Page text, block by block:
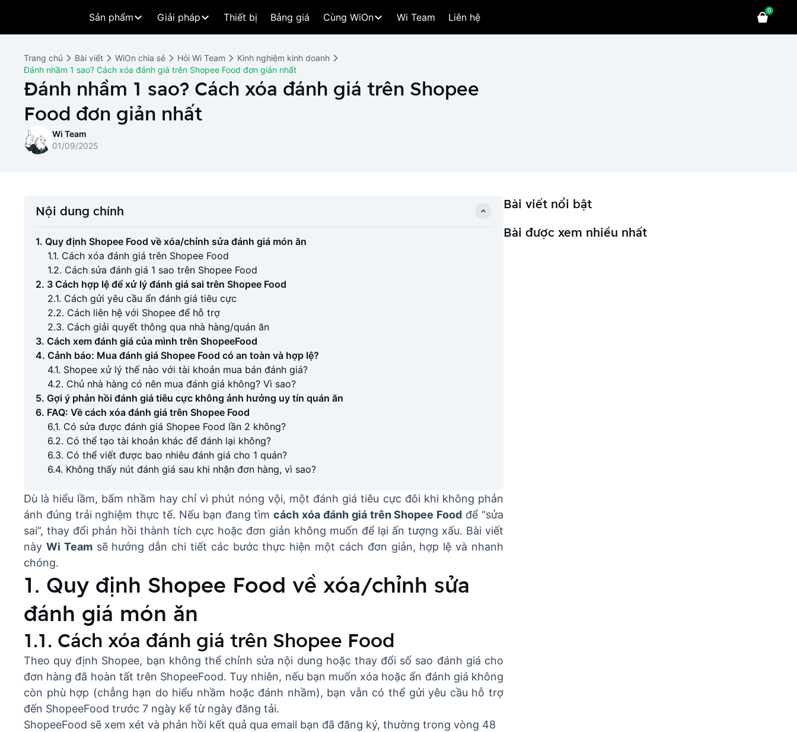
Sản phẩm Giải pháp Thiết bị Bảng giá Cùng WiOn Wi Team Liên hệ
0
Trang chủ Bài viết WiOn chia sẻ Hỏi Wi Team
Kinh nghiệm kinh doanh
Đánh nhầm 1 sao? Cách xóa đánh giá trên Shopee Food đơn giản nhất
Đánh nhầm 1 sao? Cách xóa đánh giá trên Shopee
Food đơn giản nhất
Wi Team
01/09/2025
Nội dung chính
1. Quy định Shopee Food về xóa/chỉnh sửa đánh giá món ăn
1.1. Cách xóa đánh giá trên Shopee Food
1.2. Cách sửa đánh giá 1 sao trên Shopee Food
2. 3 Cách hợp lệ để xử lý đánh giá sai trên Shopee Food
2.1. Cách gửi yêu cầu ẩn đánh giá tiêu cực
2.2. Cách liên hệ với Shopee để hỗ trợ
2.3. Cách giải quyết thông qua nhà hàng/quán ăn
3. Cách xem đánh giá của mình trên ShopeeFood
4. Cảnh báo: Mua đánh giá Shopee Food có an toàn và hợp lệ?
4.1. Shopee xử lý thế nào với tài khoản mua bán đánh giá?
4.2. Chủ nhà hàng có nên mua đánh giá không? Vì sao?
5. Gợi ý phản hồi đánh giá tiêu cực không ảnh hưởng uy tín quán ăn
6. FAQ: Về cách xóa đánh giá trên Shopee Food
6.1. Có sửa được đánh giá Shopee Food lần 2 không?
6.2. Có thể tạo tài khoản khác để đánh lại không?
6.3. Có thể viết được bao nhiêu đánh giá cho 1 quán?
6.4. Không thấy nút đánh giá sau khi nhận đơn hàng, vì sao?
Dù là hiểu lầm, bấm nhầm hay chỉ vì phút nóng vội, một đánh giá tiêu cực đôi khi không phản
ánh đúng trải nghiệm thực tế. Nếu bạn đang tìmcách xóa đánh giá trên Shopee Food để “sửa
sai”, thay đổi phản hồi thành tích cực hoặc đơn giản không muốn để lại ấn tượng xấu. Bài viết
này Wi Teamsẽ hướng dẫn chi tiết các bước thực hiện một cách đơn giản, hợp lệ và nhanh
chóng.
1. Quy định Shopee Food về xóa/chỉnh sửa
đánh giá món ăn
1.1. Cách xóa đánh giá trên Shopee Food
Theo quy định Shopee, bạn không thể chỉnh sửa nội dung hoặc thay đổi số sao đánh giá cho
đơn hàng đã hoàn tất trên ShopeeFood. Tuy nhiên, nếu bạn muốn xóa hoặc ẩn đánh giá không
còn phù hợp (chẳng hạn do hiểu nhầm hoặc đánh nhầm), bạn vẫn có thể gửi yêu cầu hỗ trợ
đến ShopeeFood trước 7 ngày kể từ ngày đăng tải.
ShopeeFood sẽ xem xét và phản hồi kết quả qua email bạn đã đăng ký, thường trong vòng 48
Bài viết nổi bật
Bài được xem nhiều nhất